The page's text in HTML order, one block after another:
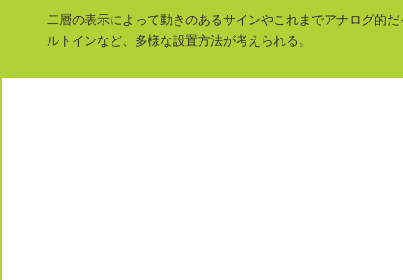
二層の表示によって動きのあるサインやこれまでアナログ的
ルトインなど、多様な設置方法が考えられる。